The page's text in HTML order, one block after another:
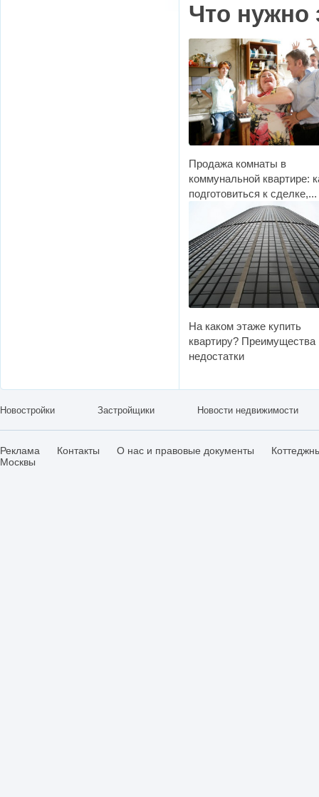
Что нужно
Продажа комнаты в
коммунальной квартире:
подготовиться к сделке,...
На каком этаже купить
квартиру? Преимущества
недостатки
Новостройки Застройщики Новости недвижимости
Реклама Контакты О нас и правовые документы
Москвы